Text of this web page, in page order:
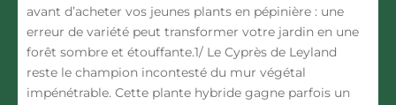
avant d’acheter vos jeunes plants en pépinière : une
erreur de variété peut transformer votre jardin en une
forêt sombre et étouffante.1/ Le Cyprès de Leyland
reste le champion incontesté du mur végétal
impénétrable. Cette plante hybride gagne parfois un